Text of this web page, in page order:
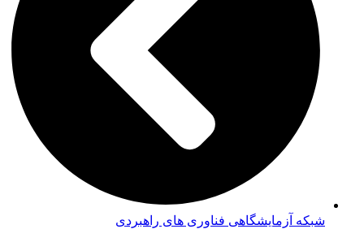
شبکه آزمایشگاهی فناوری های راهبردی